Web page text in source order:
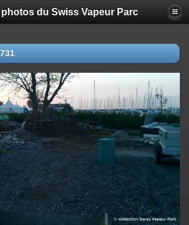
photos du Swiss Vapeur Parc